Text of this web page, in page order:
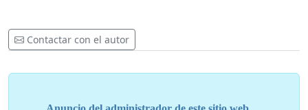
Contactar con el autor